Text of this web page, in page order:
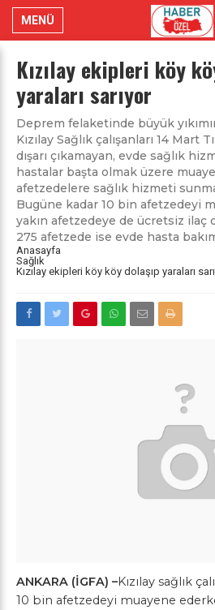
MENÜ
Kızılay ekipleri köy
yaraları sarıyor
Deprem felaketinde büyük
Kızılay Sağlık çalışanları 14 Mart
dışarı çıkamayan, evde sağlık
hastalar başta olmak üzere
afetzedelere sağlık hizmeti
Bugüne kadar 10 bin afetzedeyi
yakın afetzedeye de ücretsiz ilaç
275 afetzede ise evde hasta
Anasayfa
Sağlık
Kızılay ekipleri köy köy dolaşıp yaraları
ANKARA (İGFA) –Kızılay sağlık
10 bin afetzedeyi muayene